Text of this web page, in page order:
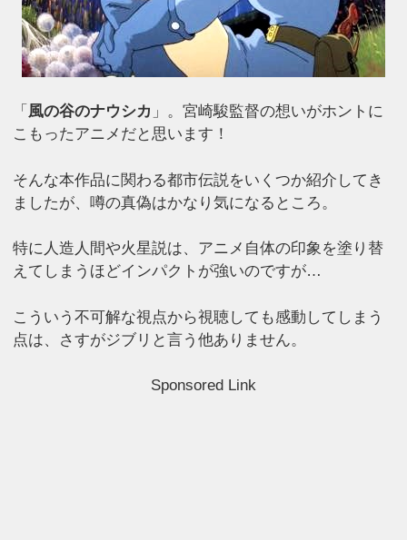
「 風の谷のナウシカ 」。宮崎駿監督の想いがホントに
こもったアニメだと思います！
そんな本作品に関わる都市伝説をいくつか紹介してき
ましたが、噂の真偽はかなり気になるところ。
特に人造人間や火星説は、アニメ自体の印象を塗り替
えてしまうほどインパクトが強いのですが…
こういう不可解な視点から視聴しても感動してしまう
点は、さすがジブリと言う他ありません。
Sponsored Link